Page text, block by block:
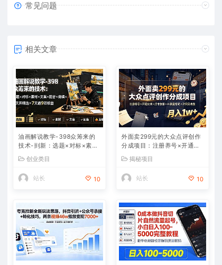
常见问题
相关文章
油画解说教学-398众筹来的
技术-刯新：选题×对标×素材
选×7天通9项权益
创业类目
站长 10
外面卖299元的大众点评创作
分成项目：注册养号×开通分
日见收益，月入1w+
揭秘项目
站长 10